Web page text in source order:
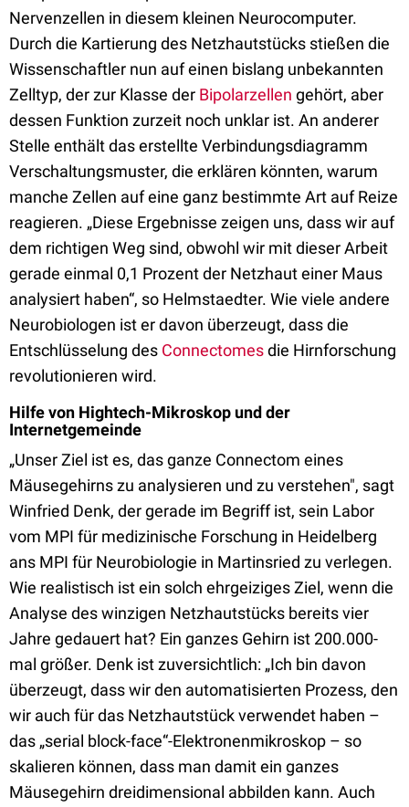
Nervenzellen in diesem kleinen Neurocomputer.
Durch die Kartierung des Netzhautstücks stießen die
Wissenschaftler nun auf einen bislang unbekannten
Zelltyp, der zur Klasse der Bipolarzellen gehört, aber
dessen Funktion zurzeit noch unklar ist. An anderer
Stelle enthält das erstellte Verbindungsdiagramm
Verschaltungsmuster, die erklären könnten, warum
manche Zellen auf eine ganz bestimmte Art auf Reize
reagieren. „Diese Ergebnisse zeigen uns, dass wir auf
dem richtigen Weg sind, obwohl wir mit dieser Arbeit
gerade einmal 0,1 Prozent der Netzhaut einer Maus
analysiert haben“, so Helmstaedter. Wie viele andere
Neurobiologen ist er davon überzeugt, dass die
Entschlüsselung des Connectomesdie Hirnforschung
revolutionieren wird.
Hilfe von Hightech-Mikroskop und der
Internetgemeinde
„Unser Ziel ist es, das ganze Connectom eines
Mäusegehirns zu analysieren und zu verstehen", sagt
Winfried Denk, der gerade im Begriff ist, sein Labor
vom MPI für medizinische Forschung in Heidelberg
ans MPI für Neurobiologie in Martinsried zu verlegen.
Wie realistisch ist ein solch ehrgeiziges Ziel, wenn die
Analyse des winzigen Netzhautstücks bereits vier
Jahre gedauert hat? Ein ganzes Gehirn ist 200.000-
mal größer. Denk ist zuversichtlich: „Ich bin davon
überzeugt, dass wir den automatisierten Prozess, den
wir auch für das Netzhautstück verwendet haben –
das „serial block-face“-Elektronenmikroskop – so
skalieren können, dass man damit ein ganzes
Mäusegehirn dreidimensional abbilden kann. Auch